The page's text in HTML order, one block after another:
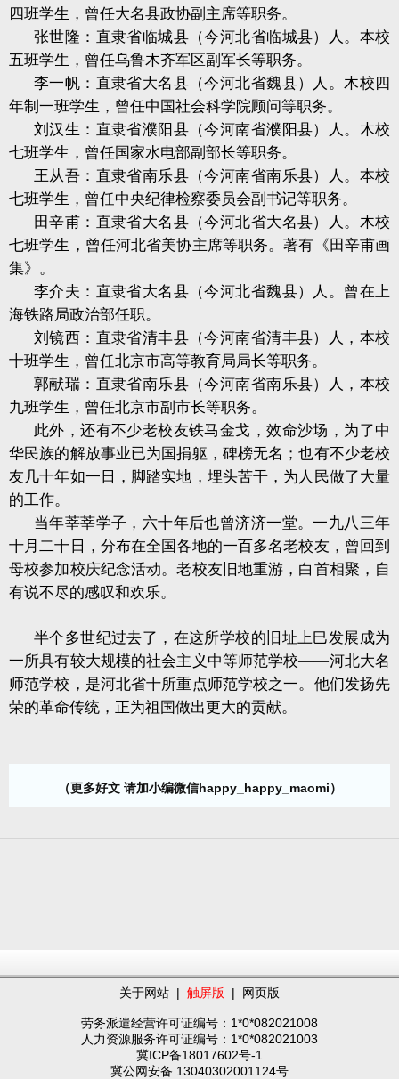
四班学生，曾任大名县政协副主席等职务。
张世隆：直隶省临城县（今河北省临城县）人。本校
五班学生，曾任乌鲁木齐军区副军长等职务。
李一帆：直隶省大名县（今河北省魏县）人。木校四
年制一班学生，曾任中国社会科学院顾问等职务。
刘汉生：直隶省濮阳县（今河南省濮阳县）人。木校
七班学生，曾任国家水电部副部长等职务。
王从吾：直隶省南乐县（今河南省南乐县）人。本校
七班学生，曾任中央纪律检察委员会副书记等职务。
田辛甫：直隶省大名县（今河北省大名县）人。木校
七班学生，曾任河北省美协主席等职务。著有《田辛甫画
集》。
李介夫：直隶省大名县（今河北省魏县）人。曾在上
海铁路局政治部任职。
刘镜西：直隶省清丰县（今河南省清丰县）人，本校
十班学生，曾任北京市高等教育局局长等职务。
郭献瑞：直隶省南乐县（今河南省南乐县）人，本校
九班学生，曾任北京市副市长等职务。
此外，还有不少老校友铁马金戈，效命沙场，为了中
华民族的解放事业已为国捐躯，碑榜无名；也有不少老校
友几十年如一日，脚踏实地，埋头苦干，为人民做了大量
的工作。
当年莘莘学子，六十年后也曾济济一堂。一九八三年
十月二十日，分布在全国各地的一百多名老校友，曾回到
母校参加校庆纪念活动。老校友旧地重游，白首相聚，自
有说不尽的感叹和欢乐。
半个多世纪过去了，在这所学校的旧址上巳发展成为
一所具有较大规模的社会主义中等师范学校——河北大名
师范学校，是河北省十所重点师范学校之一。他们发扬先
荣的革命传统，正为祖国做出更大的贡献。
（更多好文 请加小编微信happy_happy_maomi）
关于网站 | 触屏版 | 网页版
劳务派遣经营许可证编号：1*0*082021008
人力资源服务许可证编号：1*0*082021003
冀ICP备18017602号-1
冀公网安备 13040302001124号